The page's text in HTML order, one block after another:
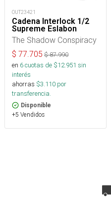
OUT23421
Cadena Interlock 1/2
Supreme Eslabon
The Shadow Conspiracy
$ 77.705 $87.990
en 6cuotas de $12.951 sin
interés
ahorras $3.110 por
transferencia.
Disponible
+5 Vendidos